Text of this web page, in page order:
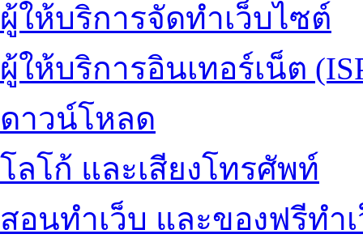
ผู้ให้บริการจัดทำเว็บไซต์
ผู้ให้บริการอินเทอร์เน็ต
ดาวน์โหลด
โลโก้ และเสียงโทรศัพท์
สอนทำเว็บ และของฟรีทำ